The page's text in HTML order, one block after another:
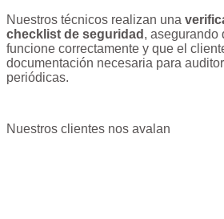
Nuestros técnicos realizan una
checklist de seguridad , asegurando
funcione correctamente y que el
documentación necesaria para
periódicas.
Nuestros clientes nos avalan